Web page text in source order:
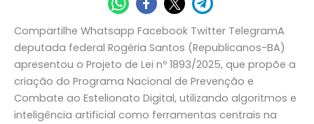
Compartilhe Whatsapp Facebook Twitter TelegramA
deputada federal Rogéria Santos (Republicanos-BA)
apresentou o Projeto de Lei nº 1893/2025, que propõe a
criação do Programa Nacional de Prevenção e
Combate ao Estelionato Digital, utilizando algoritmos e
inteligência artificial como ferramentas centrais na